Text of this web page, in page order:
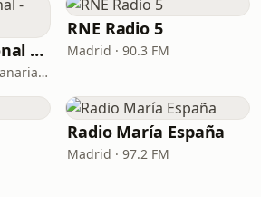
RNE Radio Nacional - Canarias
Las Palmas de Gran Canaria · 92.8 FM
RNE Radio 5
Madrid · 90.3 FM
Radio María España
Madrid · 97.2 FM